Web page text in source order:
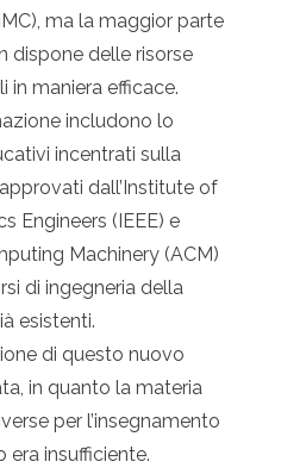
ma la maggior parte
dispone delle risorse
in maniera efficace.
includono lo
incentrati sulla
dall’Institute of
Engineers (IEEE) e
Machinery (ACM)
di ingegneria della
esistenti.
di questo nuovo
in quanto la materia
per l’insegnamento
era insufficiente.